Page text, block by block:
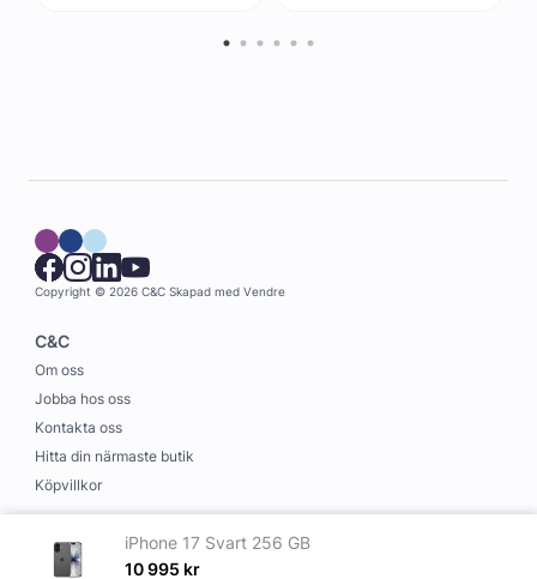
iPhone 17 Svart 256 GB
10 995 kr
Copyright © 2026 C&C Skapad med Vendre
C&C
Om oss
Jobba hos oss
Kontakta oss
Hitta din närmaste butik
Köpvillkor
Information
Leverans och betalning